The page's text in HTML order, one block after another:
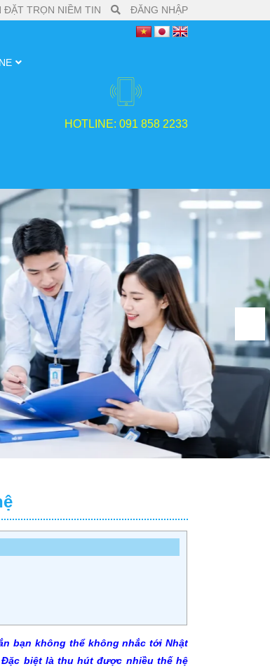
ĐẶT TRỌN NIỀM TIN ĐĂNG NHẬP
HOTLINE: 091 858 2233
bạn không thể không nhắc tới Nhật
biệt là thu hút được nhiều thế hệ